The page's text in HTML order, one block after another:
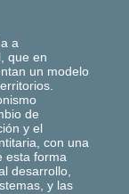
a
que en
un modelo
de
y el
con una
esta forma
desarrollo,
y las